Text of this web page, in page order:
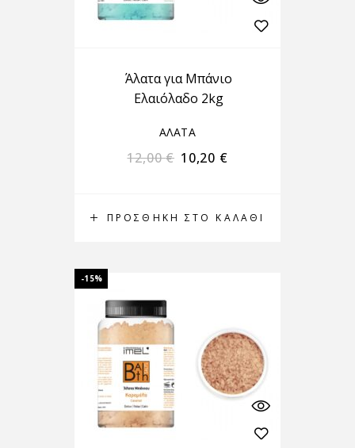
ΠΡΟΣΘΉΚΗ ΣΤΟ ΚΑΛΆΘΙ
Άλατα για Μπάνιο
Ελαιόλαδο 2kg
ΑΛΑΤΑ
12,00€ 10,20 €
-15%